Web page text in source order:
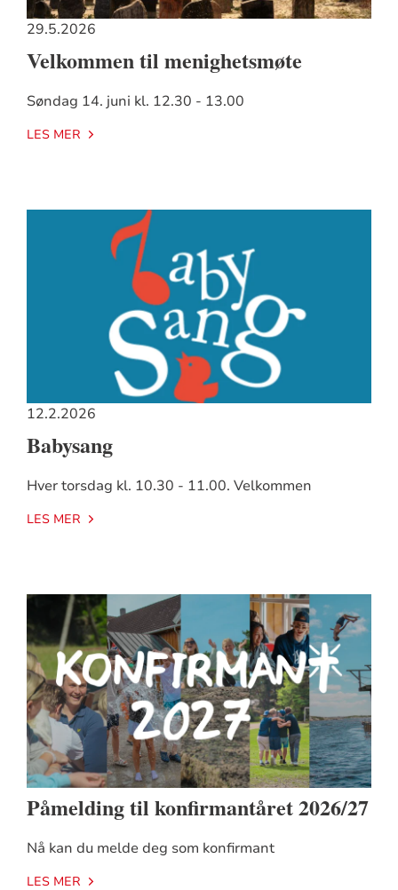
29.5.2026
Velkommen til menighetsmøte
Søndag 14. juni kl. 12.30 - 13.00
LES MER
12.2.2026
Babysang
Hver torsdag kl. 10.30 - 11.00. Velkommen
LES MER
Påmelding til konfirmantåret 2026/27
Nå kan du melde deg som konfirmant
LES MER